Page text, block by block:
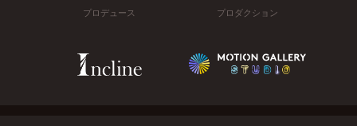
プロデュース プロダクション